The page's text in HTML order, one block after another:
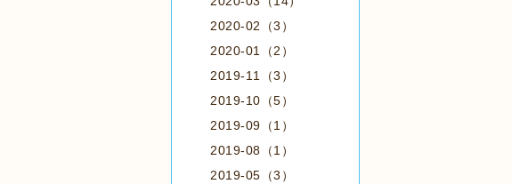
2020-02（3）
2020-01（2）
2019-11（3）
2019-10（5）
2019-09（1）
2019-08（1）
2019-05（3）